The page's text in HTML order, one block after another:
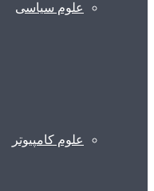
علوم سیاسی
علوم کامپیوتر